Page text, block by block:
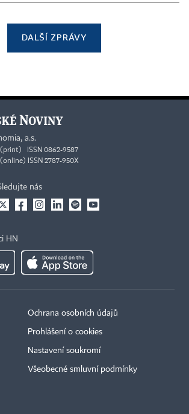
DALŠÍ ZPRÁVY
a.s.
(print) ISSN 0862-9587
ISSN 2787-950X
nás
HN
Ochrana osobních údajů
Prohlášení o cookies
Nastavení soukromí
Všeobecné smluvní podmínky